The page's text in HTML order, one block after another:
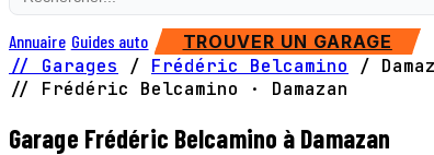
Annuaire Guides auto TROUVER UN GARAGE
// Garages / Frédéric Belcamino /
// Frédéric Belcamino · Damazan
Garage Frédéric Belcamino à Damazan